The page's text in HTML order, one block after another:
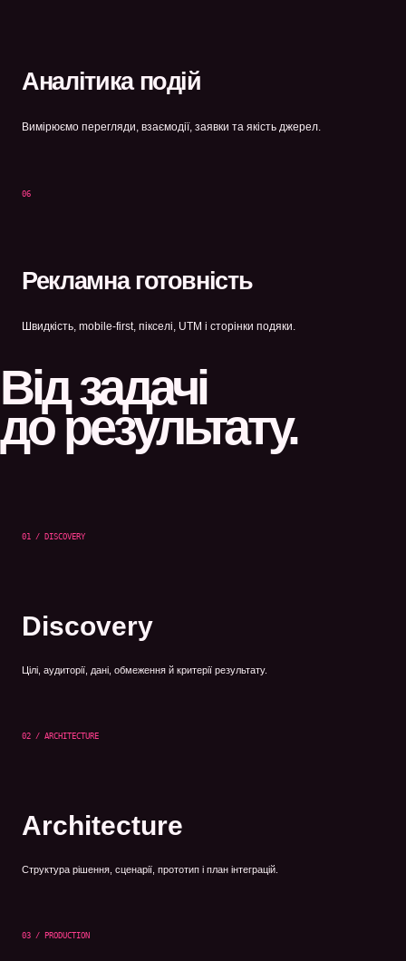
Аналітика подій
Вимірюємо перегляди, взаємодії, заявки та якість джерел.
06
Рекламна готовність
Швидкість, mobile-first, пікселі, UTM і сторінки подяки.
Від задачі
до результату.
01 / DISCOVERY
Discovery
Цілі, аудиторії, дані, обмеження й критерії результату.
02 / ARCHITECTURE
Architecture
Структура рішення, сценарії, прототип і план інтеграцій.
03 / PRODUCTION